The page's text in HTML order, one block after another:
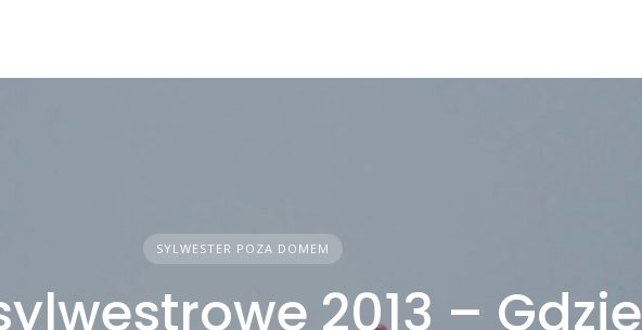
SYLWESTER POZA DOMEM
2013 – Gdzie